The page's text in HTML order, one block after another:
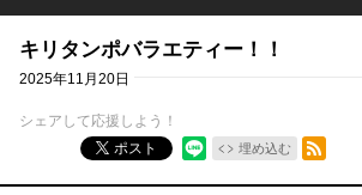
キリタンポバラエティー！！
2025年11月20日
シェアして応援しよう！
ポスト
埋め込む
RSSフィード